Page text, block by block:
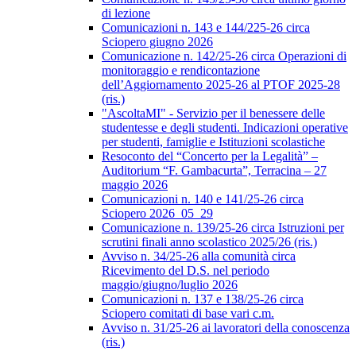
di lezione
Comunicazioni n. 143 e 144/225-26 circa
Sciopero giugno 2026
Comunicazione n. 142/25-26 circa Operazioni di
monitoraggio e rendicontazione
dell’Aggiornamento 2025-26 al PTOF 2025-28
(ris.)
"AscoltaMI" - Servizio per il benessere delle
studentesse e degli studenti. Indicazioni operative
per studenti, famiglie e Istituzioni scolastiche
Resoconto del “Concerto per la Legalità” –
Auditorium “F. Gambacurta”, Terracina – 27
maggio 2026
Comunicazioni n. 140 e 141/25-26 circa
Sciopero 2026_05_29
Comunicazione n. 139/25-26 circa Istruzioni per
scrutini finali anno scolastico 2025/26 (ris.)
Avviso n. 34/25-26 alla comunità circa
Ricevimento del D.S. nel periodo
maggio/giugno/luglio 2026
Comunicazioni n. 137 e 138/25-26 circa
Sciopero comitati di base vari c.m.
Avviso n. 31/25-26 ai lavoratori della conoscenza
(ris.)